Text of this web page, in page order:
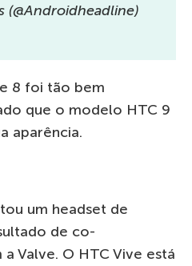
8 foi tão bem
que o modelo HTC 9
aparência.
um headset de
de co-
Valve. O HTC Vive está